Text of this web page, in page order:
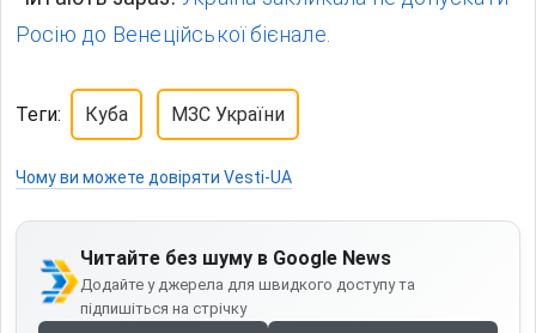
Росію до Венеційської бієнале.
Теги: Куба МЗС України
Чому ви можете довіряти Vesti-UA
Читайте без шуму в Google News
Додайте у джерела для швидкого доступу та
підпишіться на стрічку